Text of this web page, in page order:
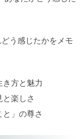
う感じたかをメモ
き方と魅力
楽しさ
と」の尊さ